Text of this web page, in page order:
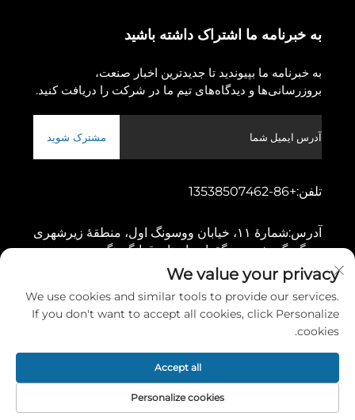
به خبرنامه ما اشتراک داشته باشید
به خبرنامه ما بپیوندید تا جدیدترین اخبار صنعت،
بروزرسانی‌ها و دیدگاه‌های تیم ما در شرکت را دریافت کنید.
مشترک شوید
تلفن:+86-13538507462
آدرس:
شمارهٔ ۱۱، خیابان ووسونگ اول، منطقهٔ زیرشهری
دونگچنگ، شهر دونگقوان، استان قوانگدونگ
کپی‌رایت © ۲۰۲۶ توسط شرکت ماشین‌آلات گائوشانگ دونگقوان، محدوده
سیاست حفظ حریم خصوصی
صفحه اصلی محصول درباره تماس
We value your privacy
We use cookies and similar tools to provide our services.
If you don't want to accept all cookies, click Personalize
cookies.
Personalize cookies
Accept all